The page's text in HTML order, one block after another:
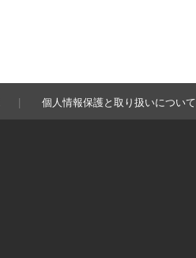
個人情報保護と取り扱いについて